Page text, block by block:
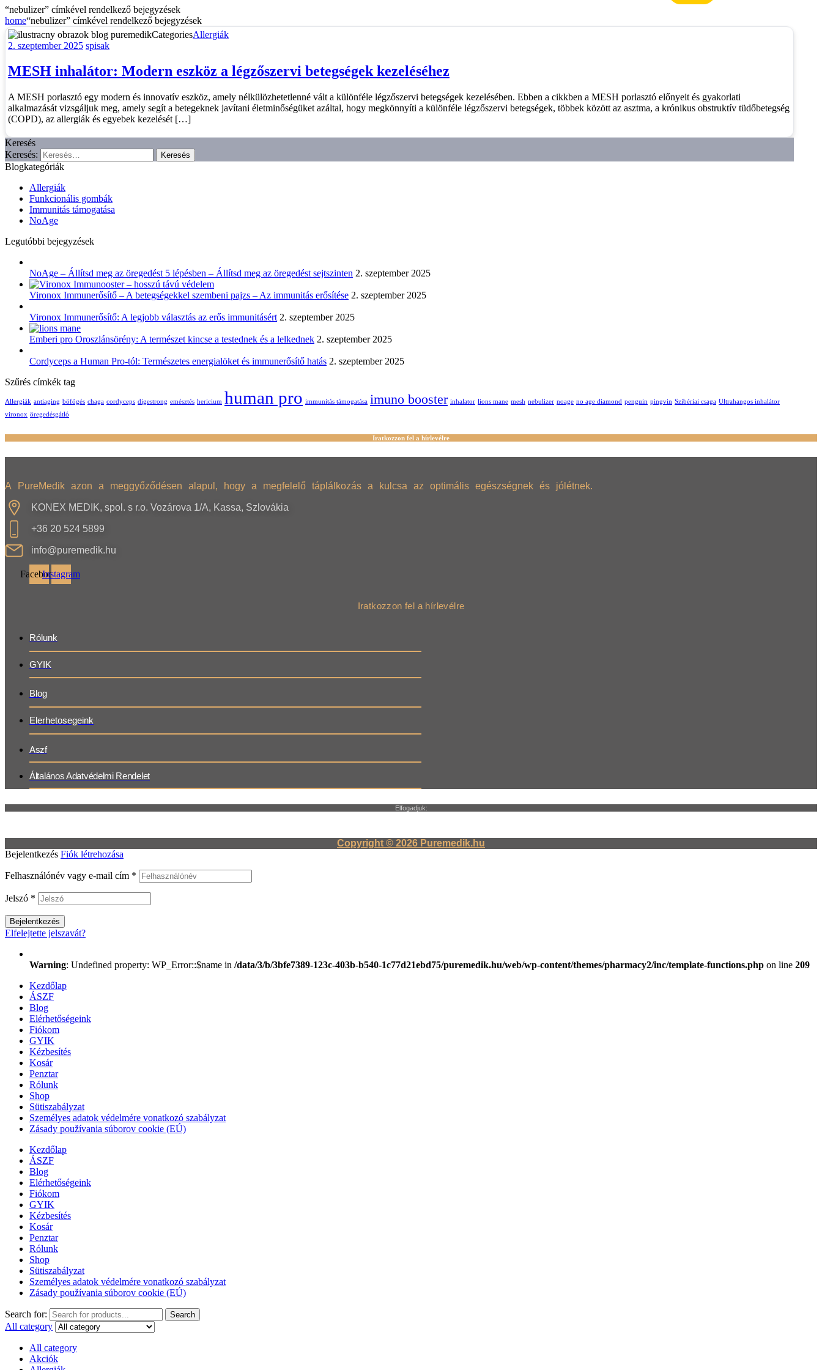
“nebulizer” címkével rendelkező bejegyzések
home“nebulizer” címkével rendelkező bejegyzések
CategoriesAllergiák
2. szeptember 2025 spisak
MESH inhalátor: Modern eszköz a légzőszervi betegségek kezeléséhez
A MESH porlasztó egy modern és innovatív eszköz, amely nélkülözhetetlenné vált a különféle légzőszervi betegségek kezelésében. Ebben a cikkben a MESH porlasztó előnyeit és gyakorlati
alkalmazását vizsgáljuk meg, amely segít a betegeknek javítani életminőségüket azáltal, hogy megkönnyíti a különféle légzőszervi betegségek, többek között az asztma, a krónikus obstruktív tüdőbetegség
(COPD), az allergiák és egyebek kezelését […]
Keresés
Keresés:
Blogkategóriák
Allergiák
Funkcionális gombák
Immunitás támogatása
NoAge
Legutóbbi bejegyzések
NoAge – Állítsd meg az öregedést 5 lépésben – Állítsd meg az öregedést sejtszinten 2. szeptember 2025
Vironox Immunerősítő – A betegségekkel szembeni pajzs – Az immunitás erősítése 2. szeptember 2025
Vironox Immunerősítő: A legjobb választás az erős immunitásért 2. szeptember 2025
Emberi pro Oroszlánsörény: A természet kincse a testednek és a lelkednek 2. szeptember 2025
Cordyceps a Human Pro-tól: Természetes energialöket és immunerősítő hatás 2. szeptember 2025
Szűrés címkék tag
Allergiák antiaging böfögés chaga cordyceps digestrong emésztés hericium human pro immunitás támogatása imuno booster inhalator lions mane mesh nebulizer noage no age diamond penguin pingvin Szibériai csaga Ultrahangos inhalátor
vironox öregedésgátló
Iratkozzon fel a hírlevélre
A PureMedik azon a meggyőződésen alapul, hogy a megfelelő táplálkozás a kulcsa az optimális egészségnek és jólétnek.
KONEX MEDIK, spol. s r.o. Vozárova 1/A, Kassa, Szlovákia
+36 20 524 5899
info@puremedik.hu
FacebookInstagram
Iratkozzon fel a hírlevélre
Rólunk
GYIK
Blog
Elerhetosegeink
Aszf
Általános Adatvédelmi Rendelet
Elfogadjuk:
Copyright © 2026 Puremedik.hu
Bejelentkezés Fiók létrehozása
Felhasználónév vagy e-mail cím *
Jelszó *
Bejelentkezés
Elfelejtette jelszavát?
Warning: Undefined property: WP_Error::$name in /data/3/b/3bfe7389-123c-403b-b540-1c77d21ebd75/puremedik.hu/web/wp-content/themes/pharmacy2/inc/template-functions.php on line 209
Kezdőlap
ÁSZF
Blog
Elérhetőségeink
Fiókom
GYIK
Kézbesítés
Kosár
Penztar
Rólunk
Shop
Sütiszabályzat
Személyes adatok védelmére vonatkozó szabályzat
Zásady používania súborov cookie (EÚ)
Kezdőlap
ÁSZF
Blog
Elérhetőségeink
Fiókom
GYIK
Kézbesítés
Kosár
Penztar
Rólunk
Shop
Sütiszabályzat
Személyes adatok védelmére vonatkozó szabályzat
Zásady používania súborov cookie (EÚ)
Search for: Search
All category
All category
Akciók